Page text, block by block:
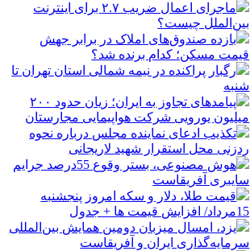
ماجرای اعمال ضریب ۲.۷ برای اینترنت
بین‌الملل چیست؟
بازده صندوق‌های املاک در برابر جهش
قیمت مسکن؛ کدام برنده شد؟
رگبار پراکنده در نیمه شمالی استان تهران تا
شنبه
پیامدهای تجاوز به ایران؛ زیان حدود ۲۰۰
میلیون یورویی شرکت هواپیمایی مجارستان
تکذیب ادعای نماینده مجلس درباره نحوه
ردزنی محل استقرار شهید لاریجانی
هوش مصنوعی، بستر وقوع 55درصد جرایم
سایبری آفریقاست
قیمت طلا، دلار و سکه امروز پنجشنبه
15مرداد/ افزایش قیمت ها + جدول
یزد، امسال میزبان دومین همایش بین‌المللی
سرمایه‌گذاری ایران و آفریقاست